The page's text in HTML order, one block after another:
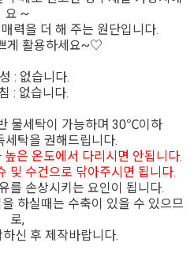
요 ~
력을 더 해 주는 원단입니다.
게 활용하세요~♡
: 없습니다.
: 없습니다.
물세탁이 가능하며 30℃이하
세탁을 권해드립니다.
은 온도에서 다리시면 안됩니다.
및 수건으로 닦아주시면 됩니다.
를 손상시키는 요인이 됩니다.
하실때는 수축이 있을 수 있으므
로,
신 후 제작바랍니다.